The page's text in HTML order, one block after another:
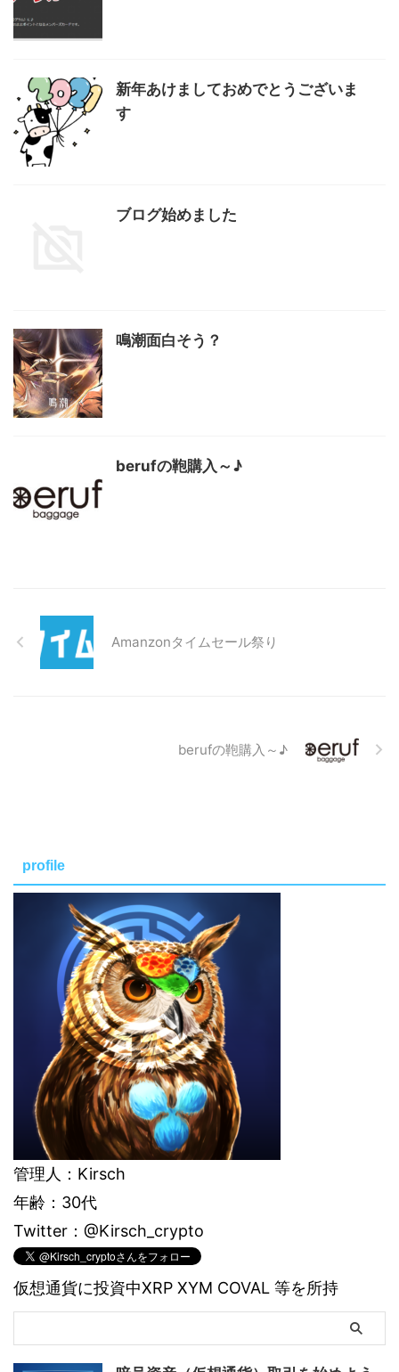
新年あけましておめでとうございま
す
ブログ始めました
鳴潮面白そう？
berufの鞄購入～♪
Amanzonタイムセール祭り
berufの鞄購入～♪
profile
管理人：Kirsch
年齢：30代
Twitter：@Kirsch_crypto
仮想通貨に投資中XRP XYM COVAL 等を所持